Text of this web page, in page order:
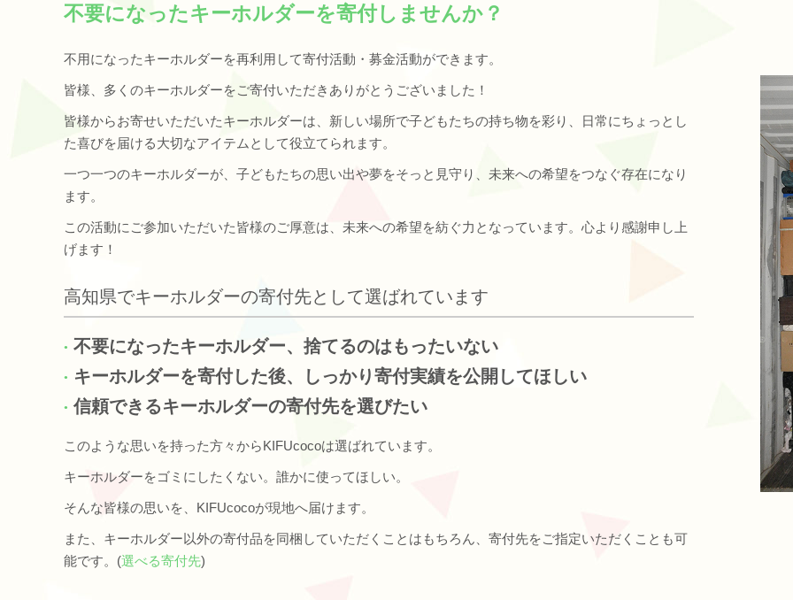
不要になったキーホルダーを寄付しませんか？
不用になったキーホルダーを再利用して寄付活動・募金活動ができます。
皆様、多くのキーホルダーをご寄付いただきありがとうございました！
皆様からお寄せいただいたキーホルダーは、新しい場所で子どもたちの持ち物を彩り、日常にちょっとし
た喜びを届ける大切なアイテムとして役立てられます。
一つ一つのキーホルダーが、子どもたちの思い出や夢をそっと見守り、未来への希望をつなぐ存在になり
ます。
この活動にご参加いただいた皆様のご厚意は、未来への希望を紡ぐ力となっています。心より感謝申し上
げます！
高知県でキーホルダーの寄付先として選ばれています
不要になったキーホルダー、捨てるのはもったいない
キーホルダーを寄付した後、しっかり寄付実績を公開してほしい
信頼できるキーホルダーの寄付先を選びたい
このような思いを持った方々からKIFUcocoは選ばれています。
キーホルダーをゴミにしたくない。誰かに使ってほしい。
そんな皆様の思いを、KIFUcocoが現地へ届けます。
また、キーホルダー以外の寄付品を同梱していただくことはもちろん、寄付先をご指定いただくことも可
能です。(選べる寄付先)